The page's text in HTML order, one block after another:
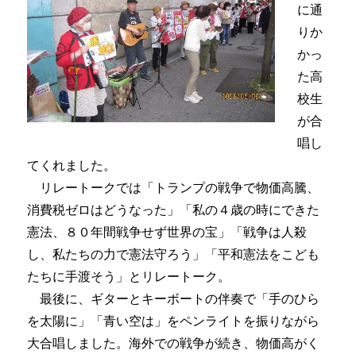
に通
りか
かっ
た高
校生
が合
唱し
てくれました。
リレートークでは「トランプの戦争で物価高騰、
消費税ゼロはどうなった」「私の４歳の時にできた
憲法、８０年間戦争せず世界の宝」「戦争は人殺
し、私たちの力で憲法守ろう」「平和憲法をこども
たちに手渡そう」とリレートーク。
最後に、ギターとキーボートの伴奏で「手のひら
を太陽に」「青い空は」をペンライトを振りながら
大合唱しました。海外での戦争が続き、物価高がく